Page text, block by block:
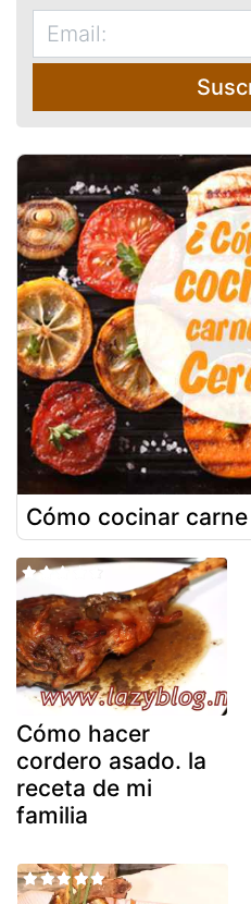
Cómo cocinar
Cómo hacer
cordero asado. la
receta de mi
familia